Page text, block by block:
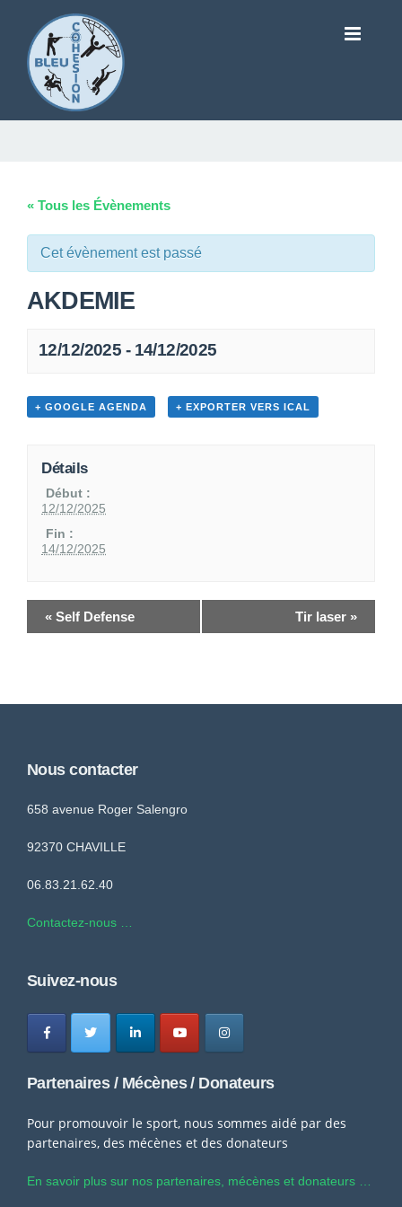
« Tous les Évènements
Cet évènement est passé
AKDEMIE
12/12/2025 - 14/12/2025
+ GOOGLE AGENDA + EXPORTER VERS ICAL
Détails
Début :
12/12/2025
Fin :
14/12/2025
« Self Defense Tir laser »
Nous contacter
658 avenue Roger Salengro
92370 CHAVILLE
06.83.21.62.40
Contactez-nous …
Suivez-nous
Partenaires / Mécènes / Donateurs
Pour promouvoir le sport, nous sommes aidé par des
partenaires, des mécènes et des donateurs
En savoir plus sur nos partenaires, mécènes et donateurs …